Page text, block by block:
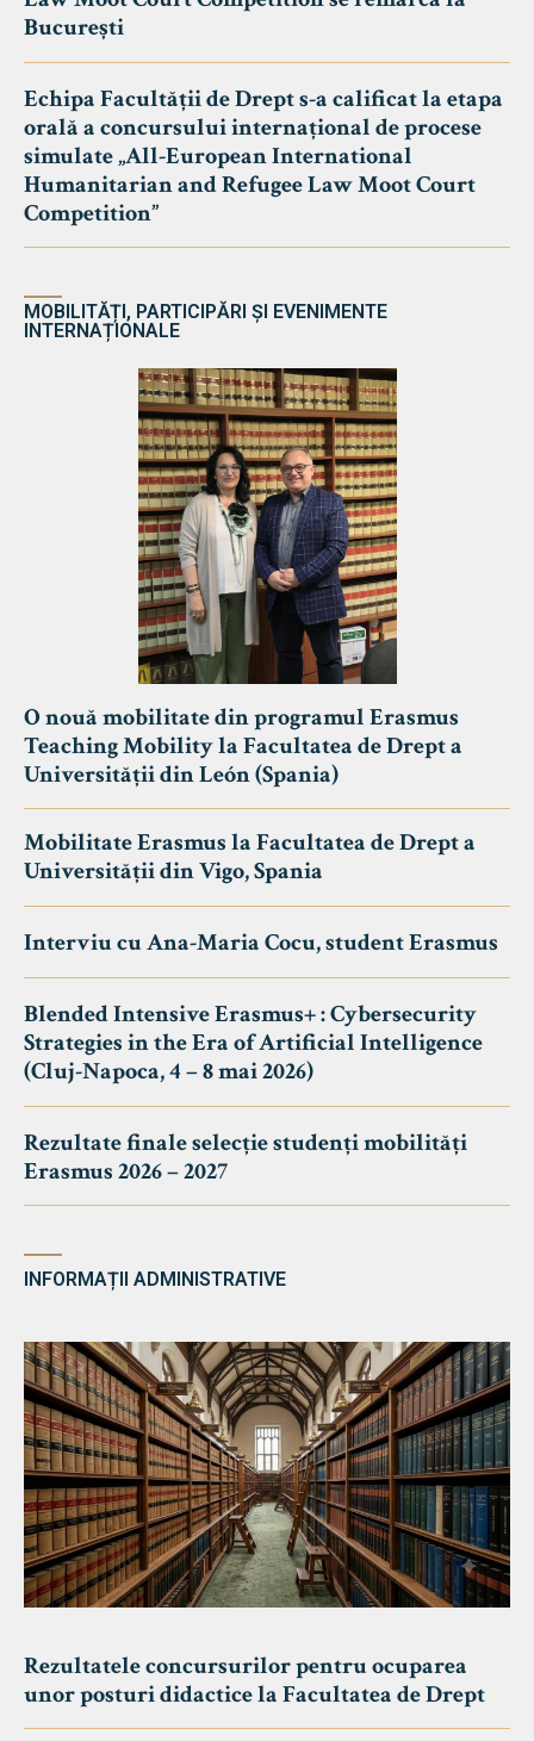
București
Echipa Facultății de Drept s-a calificat la etapa
orală a concursului internațional de procese
simulate „All-European International
Humanitarian and Refugee Law Moot Court
Competition”
MOBILITĂȚI, PARTICIPĂRI ȘI EVENIMENTE
INTERNAȚIONALE
O nouă mobilitate din programul Erasmus
Teaching Mobility la Facultatea de Drept a
Universității din León (Spania)
Mobilitate Erasmus la Facultatea de Drept a
Universității din Vigo, Spania
Interviu cu Ana-Maria Cocu, student Erasmus
Blended Intensive Erasmus+ : Cybersecurity
Strategies in the Era of Artificial Intelligence
(Cluj-Napoca, 4 – 8 mai 2026)
Rezultate finale selecție studenți mobilități
Erasmus 2026 – 2027
INFORMAȚII ADMINISTRATIVE
Rezultatele concursurilor pentru ocuparea
unor posturi didactice la Facultatea de Drept